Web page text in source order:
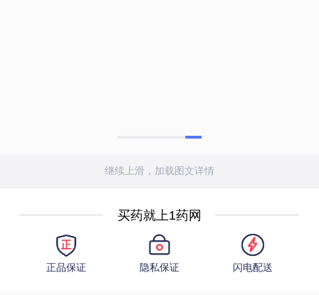
继续上滑，加载图文详情
买药就上1药网
正品保证 隐私保证 闪电配送